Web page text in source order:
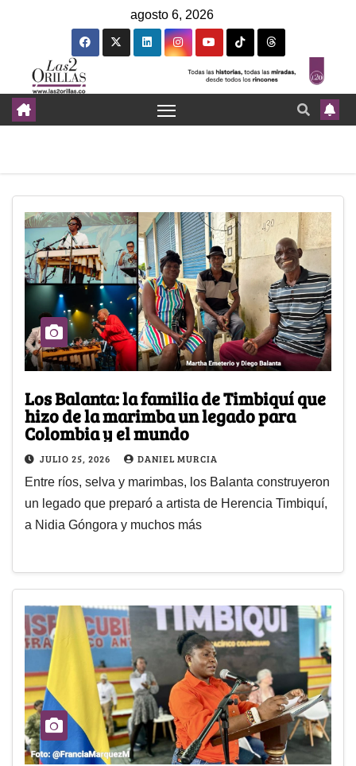
agosto 6, 2026
Los Balanta: la familia de Timbiquí que
hizo de la marimba un legado para
Colombia y el mundo
JULIO 25, 2026 DANIEL MURCIA
Entre ríos, selva y marimbas, los Balanta construyeron
un legado que preparó a artista de Herencia Timbiquí,
a Nidia Góngora y muchos más